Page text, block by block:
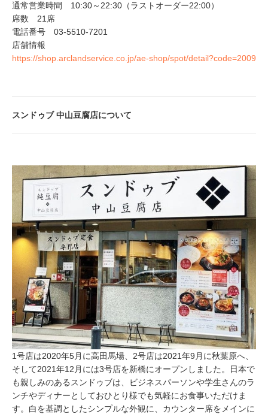
通常営業時間 10:30～22:30（ラストオーダー22:00）
席数 21席
電話番号 03-5510-7201
店舗情報
https://shop.arclandservice.co.jp/ae-shop/spot/detail?code=2009
スンドゥブ 中山豆腐店について
​1号店は2020年5月に高田馬場、2号店は2021年9月に秋葉原へ、
そして2021年12月には3号店を新橋にオープンしました。日本で
も親しみのあるスンドゥブは、ビジネスパーソンや学生さんのラ
ンチやディナーとしておひとり様でも気軽にお食事いただけま
す。白を基調としたシンプルな外観に、カウンター席をメインに